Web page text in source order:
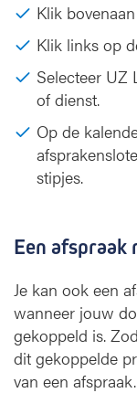
Klik
Klik links op
Selecteer UZ
of dienst.
Op de
stipjes.
Een afspraak
Je kan ook een
wanneer jouw
gekoppeld is.
dit gekoppelde
van een afspraak.